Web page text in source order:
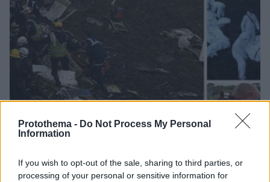
Protothema - Do Not Process My Personal
Information
If you wish to opt-out of the sale, sharing to third parties, or
processing of your personal or sensitive information for
25.09.2021, 15:51